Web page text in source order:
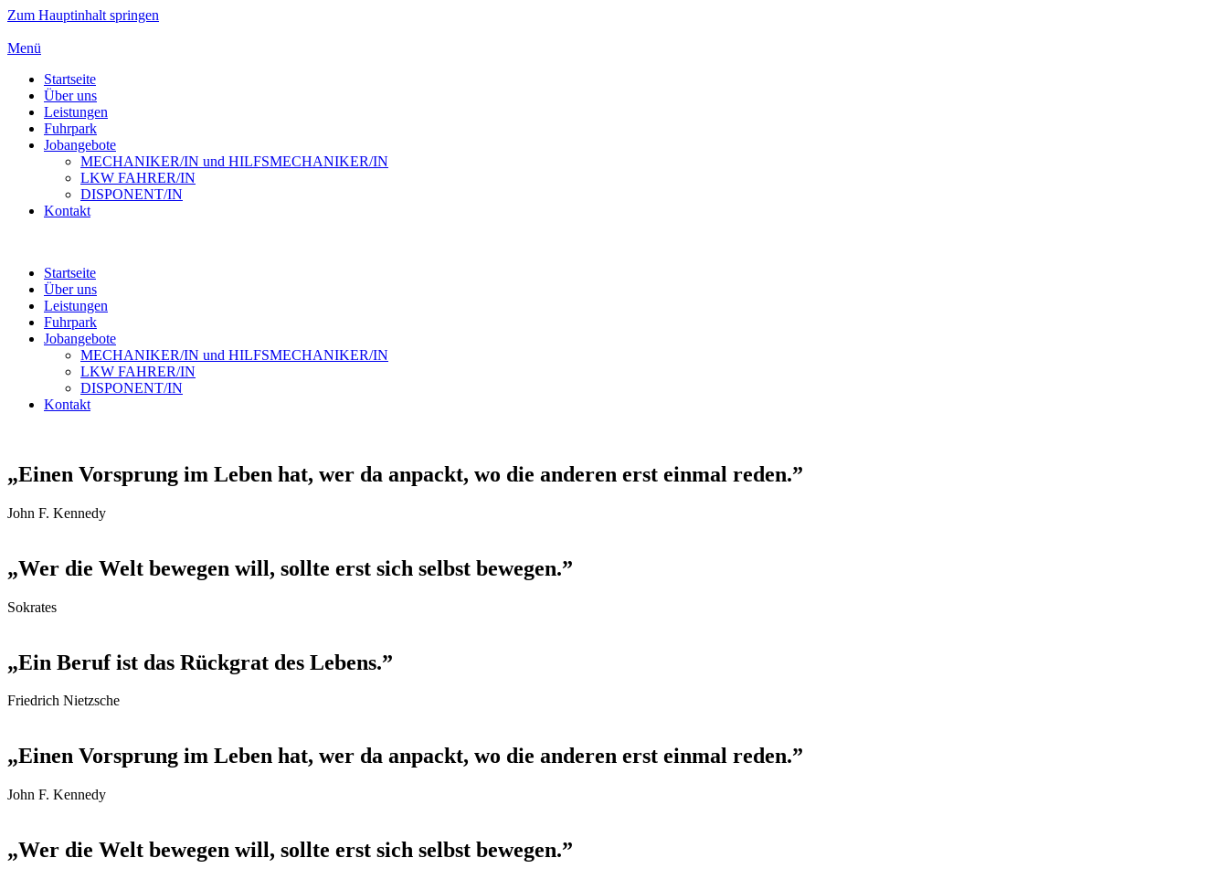
Zum Hauptinhalt springen
Menü
Startseite
Über uns
Leistungen
Fuhrpark
Jobangebote
MECHANIKER/IN und HILFSMECHANIKER/IN
LKW FAHRER/IN
DISPONENT/IN
Kontakt
Startseite
Über uns
Leistungen
Fuhrpark
Jobangebote
MECHANIKER/IN und HILFSMECHANIKER/IN
LKW FAHRER/IN
DISPONENT/IN
Kontakt
„Einen Vorsprung im Leben hat, wer da anpackt, wo die anderen erst einmal reden.”
John F. Kennedy
„Wer die Welt bewegen will, sollte erst sich selbst bewegen.”
Sokrates
„Ein Beruf ist das Rückgrat des Lebens.”
Friedrich Nietzsche
„Einen Vorsprung im Leben hat, wer da anpackt, wo die anderen erst einmal reden.”
John F. Kennedy
„Wer die Welt bewegen will, sollte erst sich selbst bewegen.”